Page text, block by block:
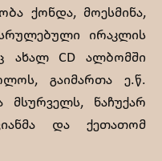
ქონდა, მოესმინა,
ირაკლის
ახალ CD ალბომში
გაიმართა ე.წ.
მსურველს, ნაჩუქარ
და ქეთათომ